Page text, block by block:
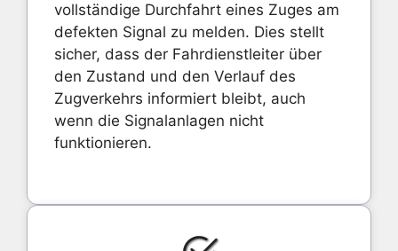
vollständige Durchfahrt eines Zuges am
defekten Signal zu melden. Dies stellt
sicher, dass der Fahrdienstleiter über
den Zustand und den Verlauf des
Zugverkehrs informiert bleibt, auch
wenn die Signalanlagen nicht
funktionieren.